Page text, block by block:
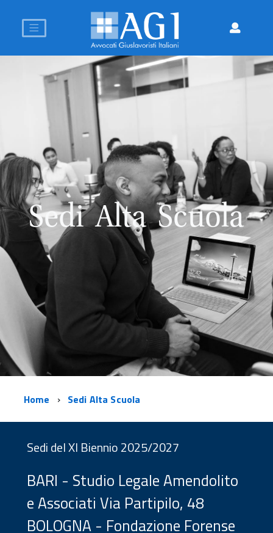
Sedi Alta Scuola
Sedi del XI Biennio 2025/2027
BARI - Studio Legale Amendolito
e Associati Via Partipilo, 48
BOLOGNA - Fondazione Forense
Home Sedi Alta Scuola